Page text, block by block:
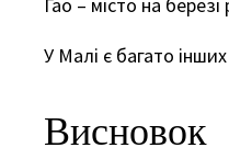
Гао – місто на
У Малі є багато
Висновок